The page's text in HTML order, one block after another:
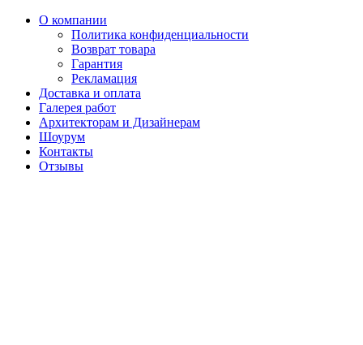
О компании
Политика конфиденциальности
Возврат товара
Гарантия
Рекламация
Доставка и оплата
Галерея работ
Архитекторам и Дизайнерам
Шоурум
Контакты
Отзывы